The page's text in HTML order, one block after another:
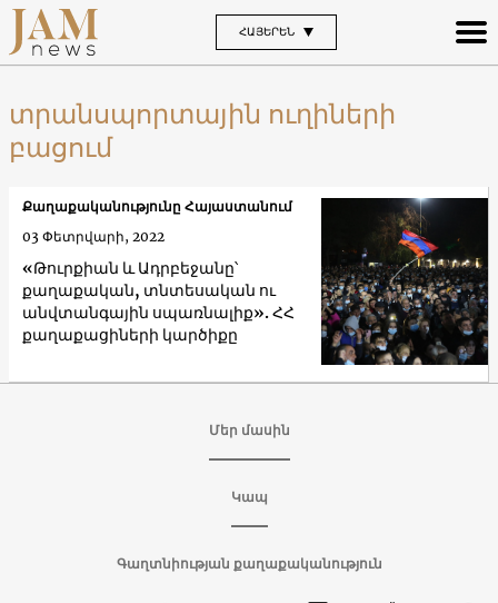
ՀԱՅԵՐԵՆ
տրանսպորտային ուղիների
բացում
«Թուրքիան և Ադրբեջանը՝
քաղաքական, տնտեսական ու
անվտանգային սպառնալիք». ՀՀ
քաղաքացիների կարծիքը
Քաղաքականությունը Հայաստանում
03 Փետրվարի, 2022
Մեր մասին
Կապ
Գաղտնիության քաղաքականություն